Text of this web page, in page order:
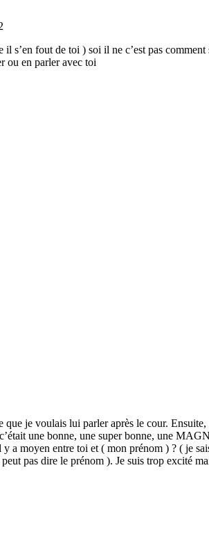
fout de toi ) soi il ne c’est pas
ou en parler avec toi
je voulais lui parler après le cour.
une bonne, une super bonne, une
moyen entre toi et ( mon prénom ) ? ( je
pas dire le prénom ). Je suis trop excité